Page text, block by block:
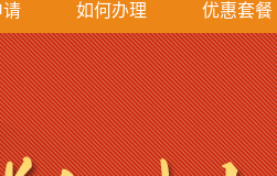
请 如何办理 优惠套餐